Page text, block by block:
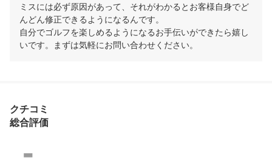
ミスには必ず原因があって、それがわかるとお客様自身でど
んどん修正できるようになるんです。
自分でゴルフを楽しめるようになるお手伝いができたら嬉し
いです。まずは気軽にお問い合わせください。
クチコミ
総合評価
-